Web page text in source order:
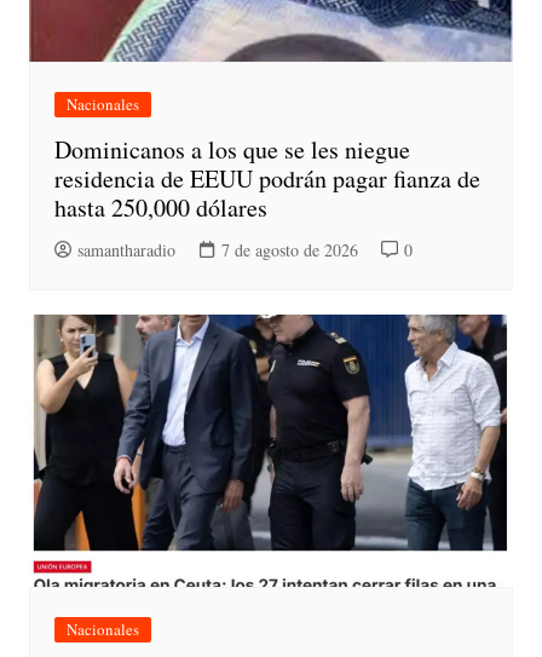
Nacionales
Dominicanos a los que se les niegue
residencia de EEUU podrán pagar fianza de
hasta 250,000 dólares
samantharadio 7 de agosto de 2026 0
Nacionales